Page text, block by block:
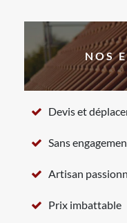
NOS
Devis et
Sans
Artisan
Prix imbattable